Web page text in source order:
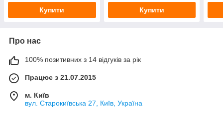
Купити Купити
Про нас
100% позитивних з 14 відгуків за рік
Працює з 21.07.2015
м. Київ
вул. Старокиївська 27, Київ, Україна